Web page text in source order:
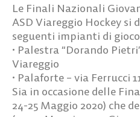
Le Finali Nazionali
ASD Viareggio Hockey si
seguenti impianti di
• Palestra “Dorando
Viareggio
• Palaforte – via Ferrucci
Sia in occasione delle
24-25 Maggio 2020) che